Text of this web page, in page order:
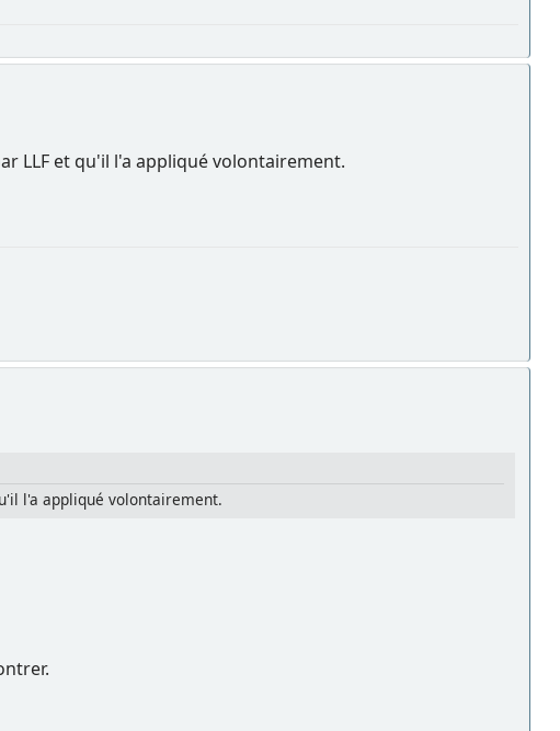
LLF et qu'il l'a appliqué volontairement.
l'a appliqué volontairement.